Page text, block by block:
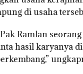
di usaha
Ramlan
hasil karyanya